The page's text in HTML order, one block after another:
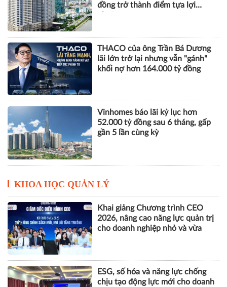
đồng trở thành điểm tựa lợi
THACO của ông Trần Bá Dương
lãi lớn trở lại nhưng vẫn "gánh"
khối nợ hơn 164.000 tỷ đồng
Vinhomes báo lãi kỷ lục hơn
52.000 tỷ đồng sau 6 tháng, gấp
gần 5 lần cùng kỳ
KHOA HỌC QUẢN LÝ
Khai giảng Chương trình CEO
2026, nâng cao năng lực quản trị
cho doanh nghiệp nhỏ và vừa
ESG, số hóa và năng lực chống
chịu tạo động lực mới cho doanh